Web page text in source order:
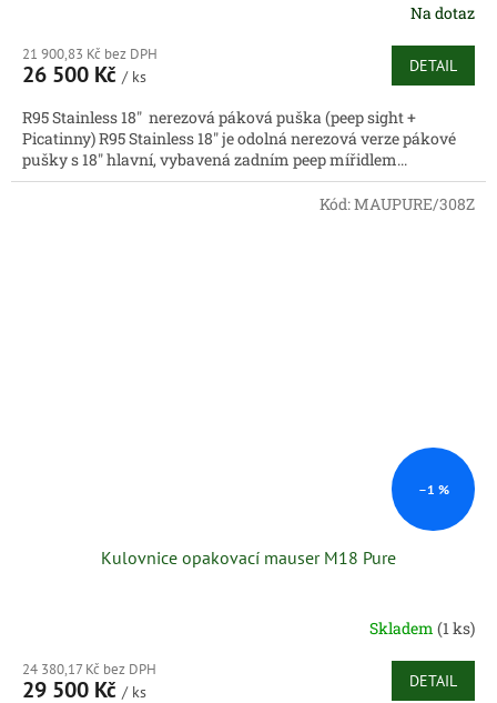
Na dotaz
21 900,83 Kč bez DPH
26 500 Kč / ks
DETAIL
R95 Stainless 18" nerezová páková puška (peep sight +
Picatinny) R95 Stainless 18" je odolná nerezová verze pákové
pušky s 18" hlavní, vybavená zadním peep mířidlem...
–1 %
Kulovnice opakovací mauser M18 Pure
Skladem (1 ks)
24 380,17 Kč bez DPH
29 500 Kč / ks
DETAIL
Kód:MAUPURE/308Z